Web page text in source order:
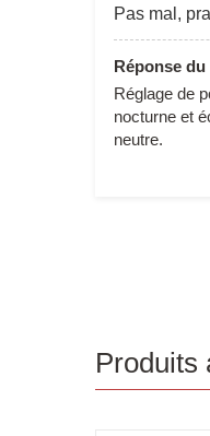
Pas mal,
Réponse
Réglage de
nocturne et
neutre.
Produits